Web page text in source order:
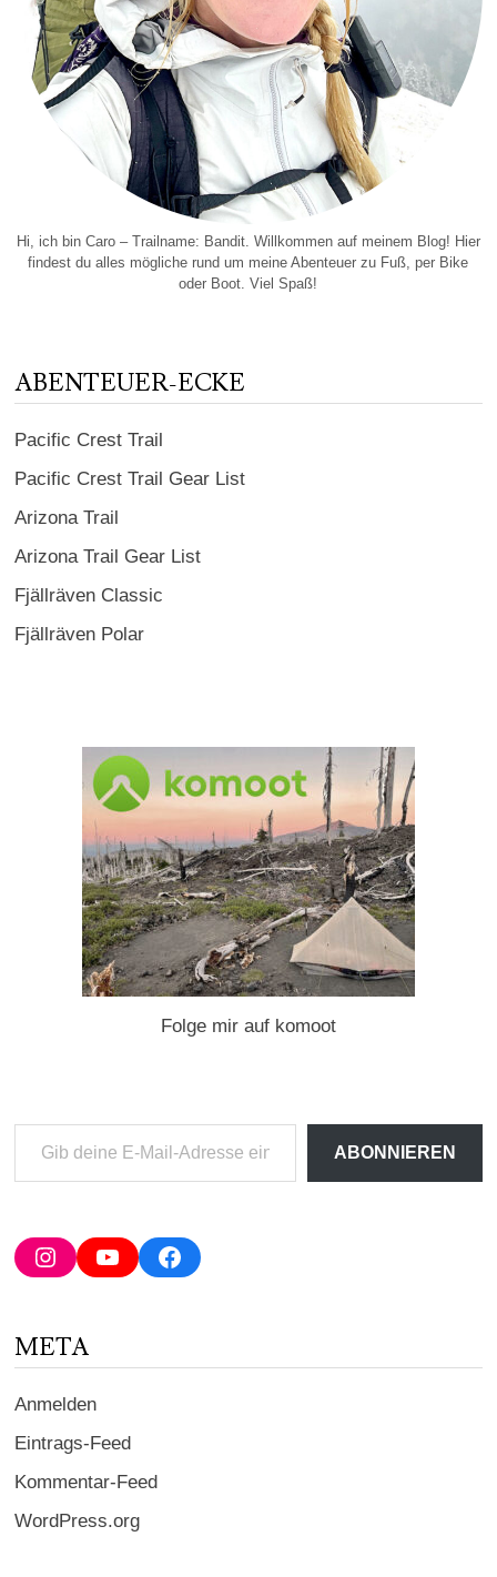
Hi, ich bin Caro – Trailname: Bandit. Willkommen auf meinem Blog! Hier
findest du alles mögliche rund um meine Abenteuer zu Fuß, per Bike
oder Boot. Viel Spaß!
ABENTEUER-ECKE
Pacific Crest Trail
Pacific Crest Trail Gear List
Arizona Trail
Arizona Trail Gear List
Fjällräven Classic
Fjällräven Polar
Folge mir auf komoot
deine
Adresse
ein ...
ABONNIEREN
InstagramYouTubeFacebook
META
Anmelden
Eintrags-Feed
Kommentar-Feed
WordPress.org